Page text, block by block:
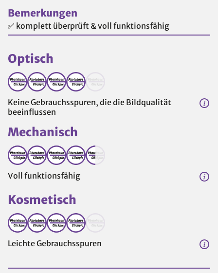
Bemerkungen
✅ komplett überprüft & voll funktionsfähig
Optisch
Keine Gebrauchsspuren, die die Bildqualität
beeinflussen
Mechanisch
Voll funktionsfähig
Kosmetisch
Leichte Gebrauchsspuren